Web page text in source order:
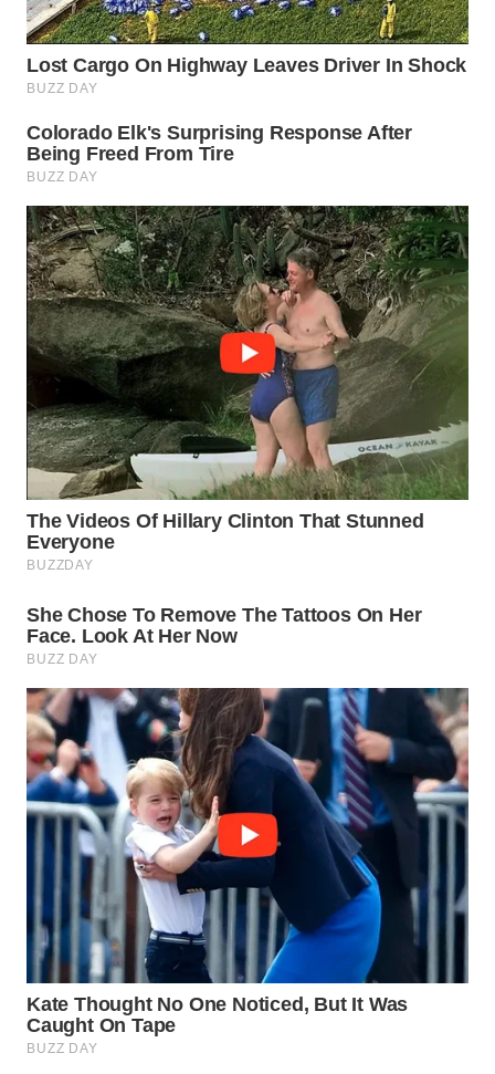
WN
BEKASI
BOGOR
WN
DEPOK
WN
TAPANULI
UTARA
SAMOSIR
WN
PADANG
LAWAS
WN
CIANJUR
WN
KEPULAUAN
SERIBU
WN
TANGERANG
WN
BINJAI
WN
CIREBON